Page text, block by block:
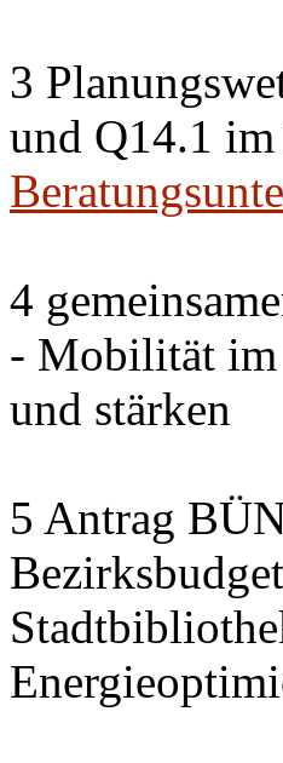
3
und Q14.1
4
- Mobilität im
und stärken
5 Antrag